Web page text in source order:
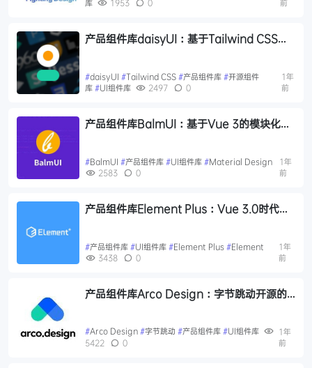
库
1953 0
前
产品组件库daisyUI：基于Tailwind CSS的
#daisyUI #Tailwind CSS #产品组件库 #开源组件
库 #UI组件库 2497 0
1年
前
产品组件库BalmUI：基于Vue 3的模块化
#BalmUI #产品组件库 #UI组件库 #Material Design
2583
0
1年
前
产品组件库Element Plus：Vue 3.0时代的
#产品组件库 #UI组件库 #Element Plus #Element
3438
0
1年
前
产品组件库Arco Design：字节跳动开源的
#Arco Design #字节跳动 #产品组件库 #UI组件库
5422
0
1年
前